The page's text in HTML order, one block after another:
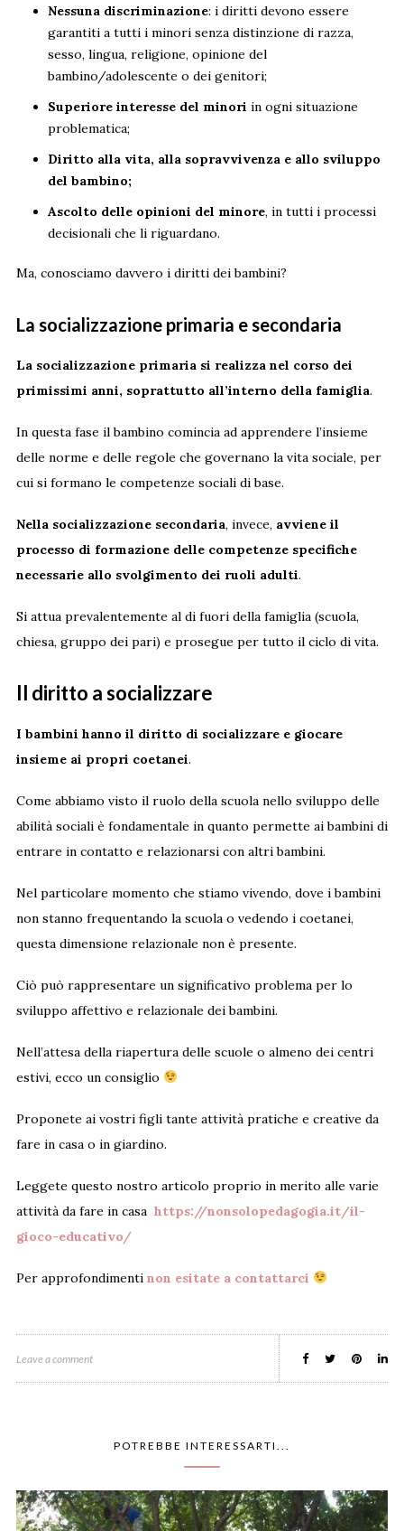
Nessuna discriminazione: i diritti devono essere
garantiti a tutti i minori senza distinzione di razza,
sesso, lingua, religione, opinione del
bambino/adolescente o dei genitori;
Superiore interesse del minori in ogni situazione
problematica;
Diritto alla vita, alla sopravvivenza e allo sviluppo
del bambino;
Ascolto delle opinioni del minore, in tutti i processi
decisionali che li riguardano.
Ma, conosciamo davvero i diritti dei bambini?
La socializzazione primaria e secondaria
La socializzazione primaria si realizza nel corso dei
primissimi anni, soprattutto all’interno della famiglia.
In questa fase il bambino comincia ad apprendere l’insieme
delle norme e delle regole che governano la vita sociale, per
cui si formano le competenze sociali di base.
Nella socializzazione secondaria, invece, avviene il
processo di formazione delle competenze specifiche
necessarie allo svolgimento dei ruoli adulti.
Si attua prevalentemente al di fuori della famiglia (scuola,
chiesa, gruppo dei pari) e prosegue per tutto il ciclo di vita.
Il diritto a socializzare
I bambini hanno il diritto di socializzare e giocare
insieme ai propri coetanei.
Come abbiamo visto il ruolo della scuola nello sviluppo delle
abilità sociali è fondamentale in quanto permette ai bambini di
entrare in contatto e relazionarsi con altri bambini.
Nel particolare momento che stiamo vivendo, dove i bambini
non stanno frequentando la scuola o vedendo i coetanei,
questa dimensione relazionale non è presente.
Ciò può rappresentare un significativo problema per lo
sviluppo affettivo e relazionale dei bambini.
Nell’attesa della riapertura delle scuole o almeno dei centri
estivi, ecco un consiglio
Proponete ai vostri figli tante attività pratiche e creative da
fare in casa o in giardino.
Leggete questo nostro articolo proprio in merito alle varie
attività da fare in casa https://nonsolopedagogia.it/il-
gioco-educativo/
Per approfondimenti non esitate a contattarci
Leave a comment
POTREBBE INTERESSARTI...